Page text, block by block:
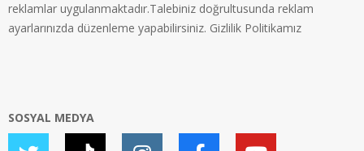
reklamlar uygulanmaktadır.Talebiniz doğrultusunda reklam
ayarlarınızda düzenleme yapabilirsiniz. Gizlilik Politikamız
SOSYAL MEDYA